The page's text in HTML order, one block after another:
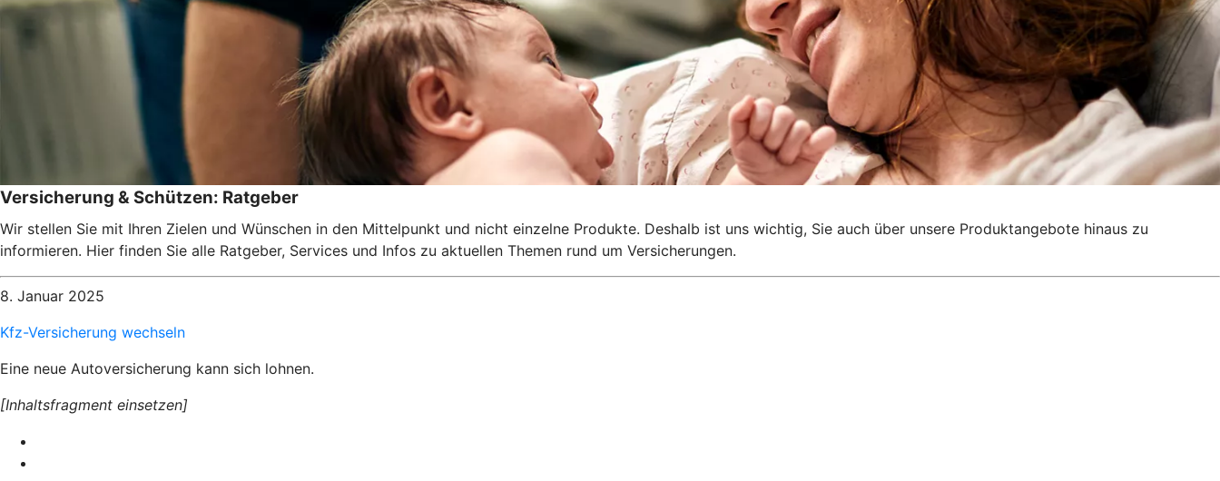
Versicherung & Schützen: Ratgeber
Wir stellen Sie mit Ihren Zielen und Wünschen in den Mittelpunkt und nicht einzelne Produkte. Deshalb ist uns wichtig, Sie auch über unsere Produktangebote hinaus zu
informieren. Hier finden Sie alle Ratgeber, Services und Infos zu aktuellen Themen rund um Versicherungen.
8. Januar 2025
Kfz-Versicherung wechseln
Eine neue Autoversicherung kann sich lohnen.
[Inhaltsfragment einsetzen]